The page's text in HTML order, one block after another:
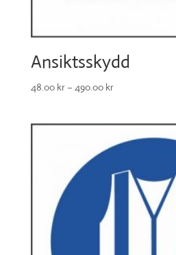
Ansiktsskydd
48.00 kr– 490.00 kr